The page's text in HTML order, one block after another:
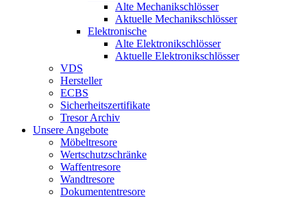
Alte Mechanikschlösser
Aktuelle Mechanikschlösser
Elektronische
Alte Elektronikschlösser
Aktuelle Elektronikschlösser
VDS
Hersteller
ECBS
Sicherheitszertifikate
Tresor Archiv
Unsere Angebote
Möbeltresore
Wertschutzschränke
Waffentresore
Wandtresore
Dokumententresore